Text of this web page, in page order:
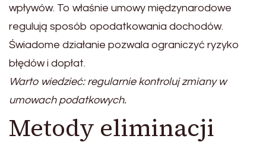
wpływów. To właśnie umowy międzynarodowe
regulują sposób opodatkowania dochodów.
Świadome działanie pozwala ograniczyć ryzyko
błędów i dopłat.
Warto wiedzieć: regularnie kontroluj zmiany w
umowach podatkowych.
Metody eliminacji